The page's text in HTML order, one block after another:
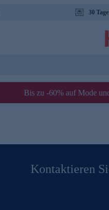
30
Bis zu -60% auf Mode
Kontaktieren